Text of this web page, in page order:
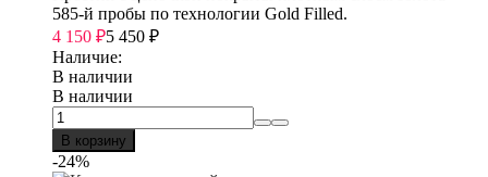
585-й пробы по технологии Gold Filled.
4 150 ₽5 450 ₽
Наличие:
В наличии
В наличии
В корзину
-24%